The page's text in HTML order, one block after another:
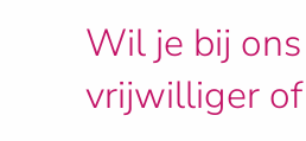
Wil je bij
vrijwilliger